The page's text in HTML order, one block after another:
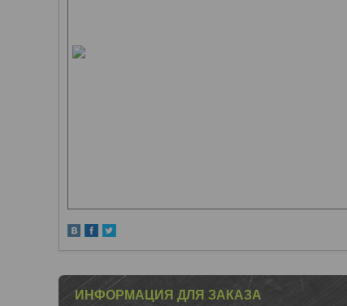
ИНФОРМАЦИЯ ДЛЯ ЗАКАЗА